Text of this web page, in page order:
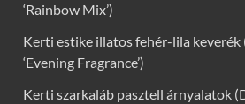
‘Rainbow Mix’)
Kerti estike illatos fehér-lila
‘Evening Fragrance’)
Kerti szarkaláb pasztell árnyalatok